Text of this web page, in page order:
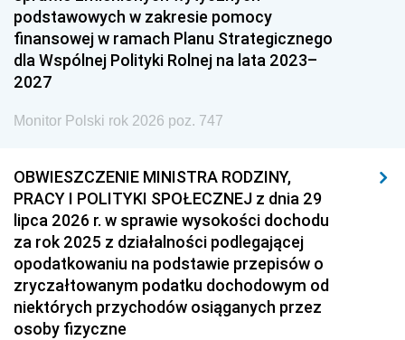
podstawowych w zakresie pomocy
finansowej w ramach Planu Strategicznego
dla Wspólnej Polityki Rolnej na lata 2023–
2027
Monitor Polski rok 2026 poz. 747
OBWIESZCZENIE MINISTRA RODZINY,
PRACY I POLITYKI SPOŁECZNEJ z dnia 29
lipca 2026 r. w sprawie wysokości dochodu
za rok 2025 z działalności podlegającej
opodatkowaniu na podstawie przepisów o
zryczałtowanym podatku dochodowym od
niektórych przychodów osiąganych przez
osoby fizyczne